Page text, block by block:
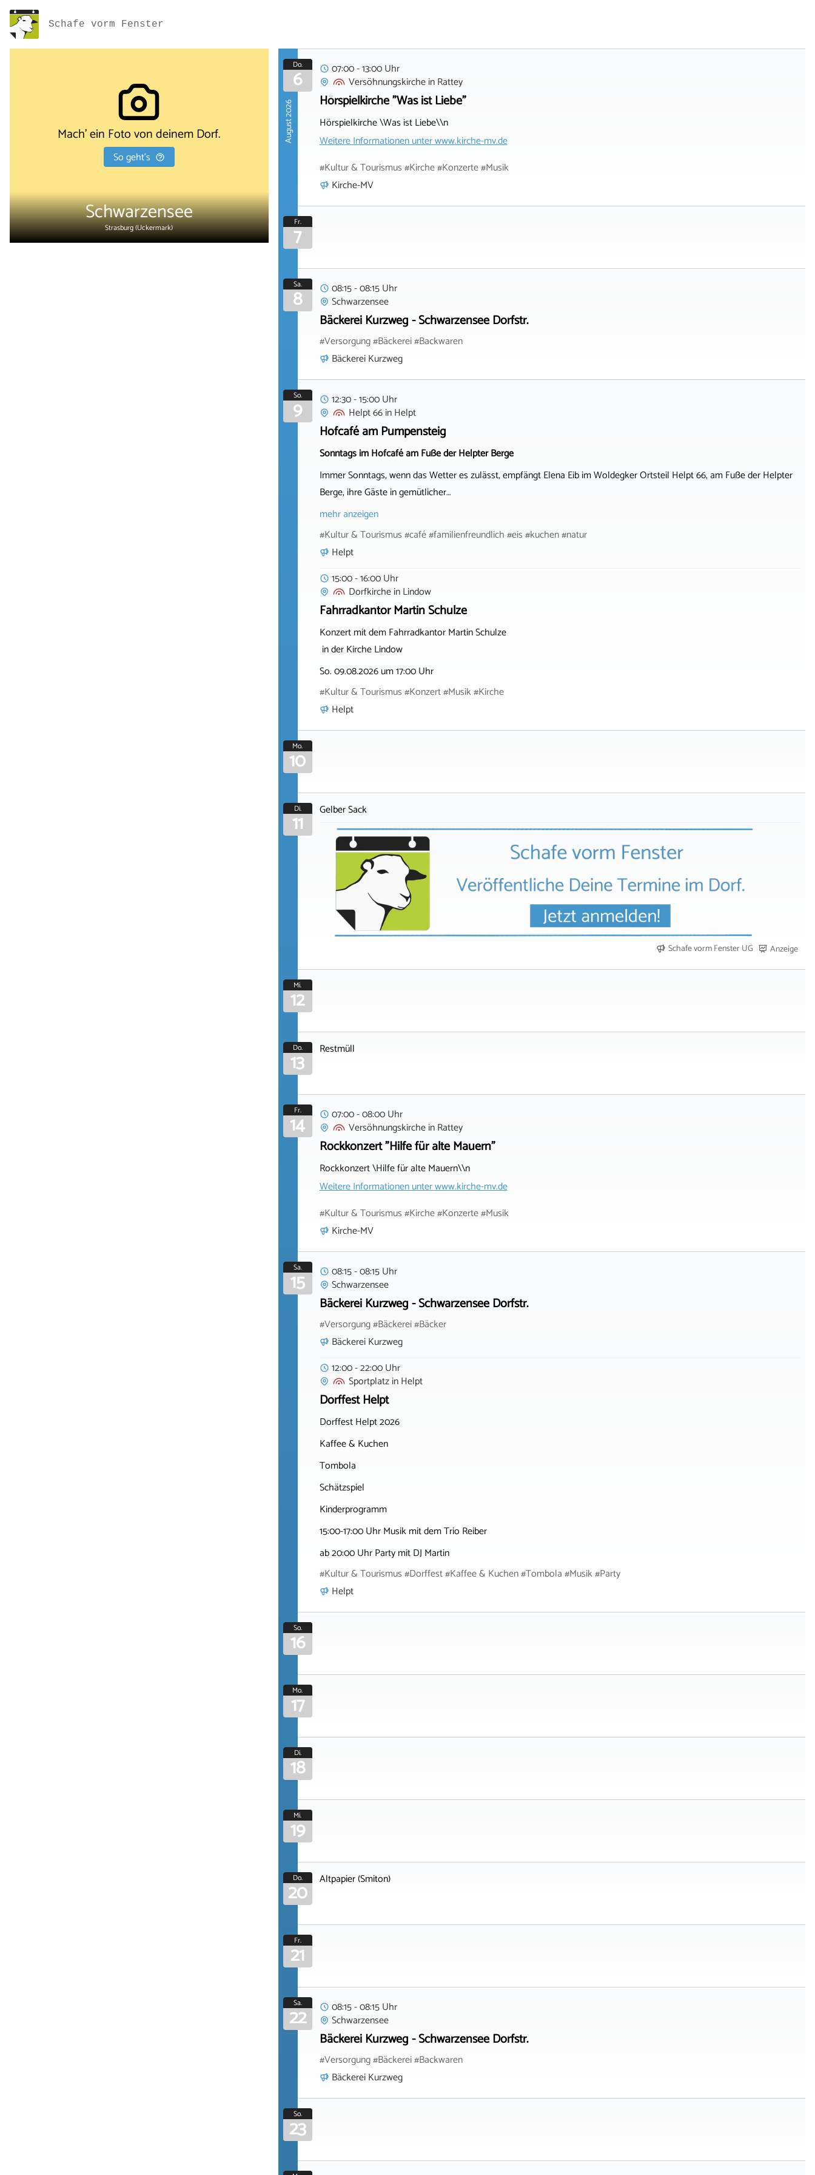
Schafe vorm Fenster
Mach' ein Foto von deinem Dorf.
So geht's
Schwarzensee
Strasburg (Uckermark)
August 2026
Do.
6
07:00 - 13:00 Uhr
VersöhnungskircheinRattey
Hörspielkirche "Was ist Liebe"
Hörspielkirche \Was ist Liebe\\n
Weitere Informationen unterwww.kirche-mv.de
#Kultur & Tourismus #Kirche #Konzerte #Musik
Kirche-MV
Fr.
7
Sa.
8
08:15 - 08:15 Uhr
Schwarzensee
Bäckerei Kurzweg - Schwarzensee Dorfstr.
#Versorgung #Bäckerei #Backwaren
Bäckerei Kurzweg
So.
9
12:30 - 15:00 Uhr
Helpt 66inHelpt
Hofcafé am Pumpensteig
Sonntags im Hofcafé am Fuße der Helpter Berge
Immer Sonntags, wenn das Wetter es zulässt, empfängt Elena Eib im Woldegker Ortsteil Helpt 66, am Fuße der Helpter
Berge, ihre Gäste in gemütlicher…
mehr anzeigen
#Kultur & Tourismus #café #familienfreundlich #eis #kuchen #natur
Helpt
15:00 - 16:00 Uhr
DorfkircheinLindow
Fahrradkantor Martin Schulze
Konzert mit dem Fahrradkantor Martin Schulze
in der Kirche Lindow
So. 09.08.2026 um 17:00 Uhr
#Kultur & Tourismus #Konzert #Musik #Kirche
Helpt
Mo.
10
Di.
11 Gelber Sack
Schafe vorm Fenster UG Anzeige
Mi.
12
Do.
13 Restmüll
Fr.
14
07:00 - 08:00 Uhr
VersöhnungskircheinRattey
Rockkonzert "Hilfe für alte Mauern"
Rockkonzert \Hilfe für alte Mauern\\n
Weitere Informationen unterwww.kirche-mv.de
#Kultur & Tourismus #Kirche #Konzerte #Musik
Kirche-MV
Sa.
15
08:15 - 08:15 Uhr
Schwarzensee
Bäckerei Kurzweg - Schwarzensee Dorfstr.
#Versorgung #Bäckerei #Bäcker
Bäckerei Kurzweg
12:00 - 22:00 Uhr
SportplatzinHelpt
Dorffest Helpt
Dorffest Helpt 2026
Kaffee & Kuchen
Tombola
Schätzspiel
Kinderprogramm
15:00-17:00 Uhr Musik mit dem Trio Reiber
ab 20:00 Uhr Party mit DJ Martin
#Kultur & Tourismus #Dorffest #Kaffee & Kuchen #Tombola #Musik #Party
Helpt
So.
16
Mo.
17
Di.
18
Mi.
19
Do.
20 Altpapier (Smiton)
Fr.
21
Sa.
22
08:15 - 08:15 Uhr
Schwarzensee
Bäckerei Kurzweg - Schwarzensee Dorfstr.
#Versorgung #Bäckerei #Backwaren
Bäckerei Kurzweg
So.
23